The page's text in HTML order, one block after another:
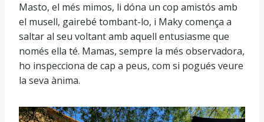
Masto, el més mimos, li dóna un cop amistós amb
el musell, gairebé tombant-lo, i Maky comença a
saltar al seu voltant amb aquell entusiasme que
només ella té. Mamas, sempre la més observadora,
ho inspecciona de cap a peus, com si pogués veure
la seva ànima.